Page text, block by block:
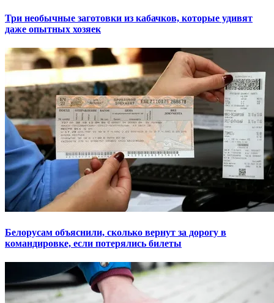
Три необычные заготовки из кабачков, которые удивят
даже опытных хозяек
Белорусам объяснили, сколько вернут за дорогу в
командировке, если потерялись билеты